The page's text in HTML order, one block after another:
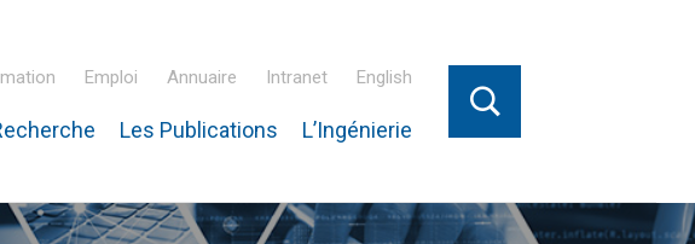
Emploi Annuaire Intranet English
Les Publications L’Ingénierie